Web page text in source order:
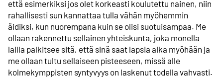
että esimerkiksi jos olet korkeasti koulutettu nainen, niin
rahallisesti sun kannattaa tulla vähän myöhemmin
äidiksi, kun nuorempana kuin se olisi suotuisampaa. Me
ollaan rakennettu sellainen yhteiskunta, joka monella
lailla palkitsee sitä, että sinä saat lapsia aika myöhään ja
me ollaan tultu sellaiseen pisteeseen, missä alle
kolmekymppisten syntyvyys on laskenut todella vahvasti.